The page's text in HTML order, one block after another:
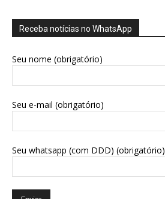
Receba notícias no WhatsApp
Seu nome (obrigatório)
Seu e-mail (obrigatório)
Seu whatsapp (com DDD) (obrigatório)